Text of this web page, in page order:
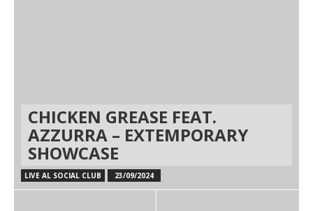
CHICKEN GREASE FEAT.
AZZURRA – EXTEMPORARY
SHOWCASE
LIVE AL SOCIAL CLUB 23/09/2024